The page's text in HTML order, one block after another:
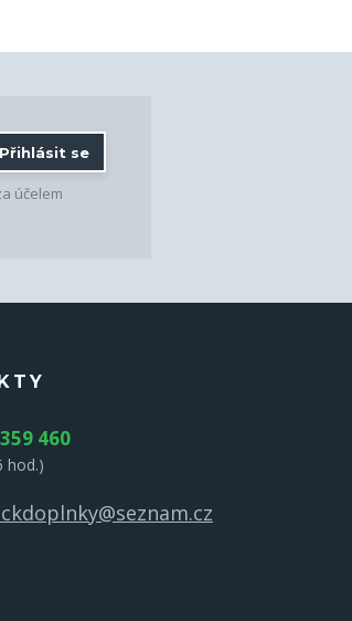
Přihlásit se
účelem
460
hod.)